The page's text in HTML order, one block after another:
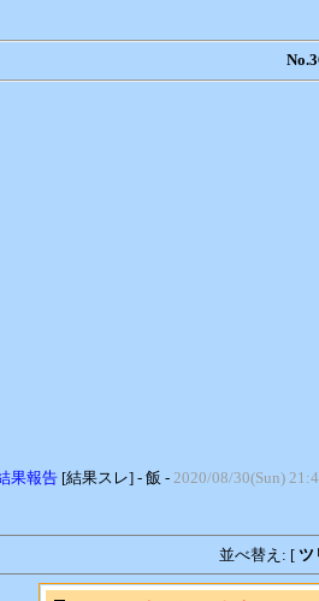
果報告 [結果スレ] - 飯 - 2020/08/30(Sun)
並べ替え: [ ツ